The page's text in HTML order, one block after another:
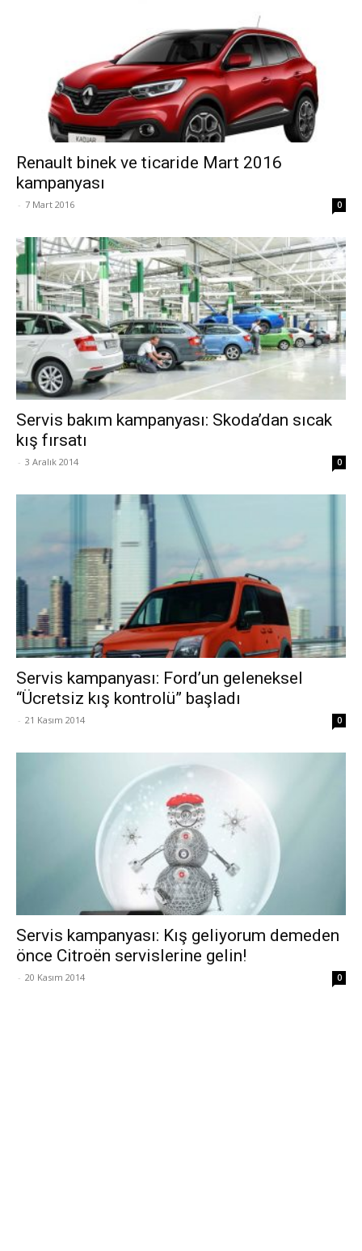
Renault binek ve ticaride Mart 2016
kampanyası
- 7 Mart 2016 0
Servis bakım kampanyası: Skoda’dan sıcak
kış fırsatı
- 3 Aralık 2014 0
Servis kampanyası: Ford’un geleneksel
“Ücretsiz kış kontrolü” başladı
- 21 Kasım 2014 0
Servis kampanyası: Kış geliyorum demeden
önce Citroën servislerine gelin!
- 20 Kasım 2014 0